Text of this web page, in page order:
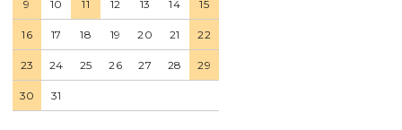
9 10 11 12 13 14 15
16 17 18 19 20 21 22
23 24 25 26 27 28 29
30 31